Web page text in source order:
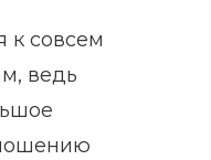
к совсем
ведь